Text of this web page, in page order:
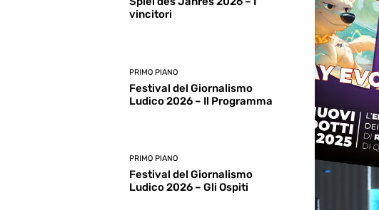
vincitori
PRIMO PIANO
Festival del Giornalismo
Ludico 2026 – Il Programma
PRIMO PIANO
Festival del Giornalismo
Ludico 2026 – Gli Ospiti